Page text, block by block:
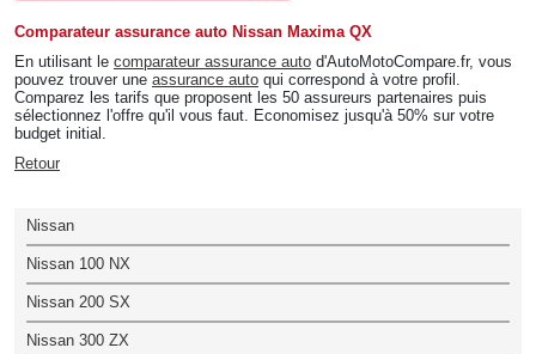
Comparateur assurance auto Nissan Maxima QX
En utilisant le comparateur assurance auto d'AutoMotoCompare.fr, vous
pouvez trouver une assurance auto qui correspond à votre profil.
Comparez les tarifs que proposent les 50 assureurs partenaires puis
sélectionnez l'offre qu'il vous faut. Economisez jusqu'à 50% sur votre
budget initial.
Retour
Nissan
Nissan 100 NX
Nissan 200 SX
Nissan 300 ZX